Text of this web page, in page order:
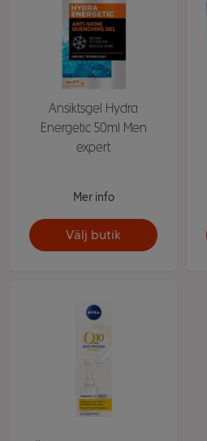
Ansiktsgel Hydra
Energetic 50ml Men
expert
Mer info
Välj butik